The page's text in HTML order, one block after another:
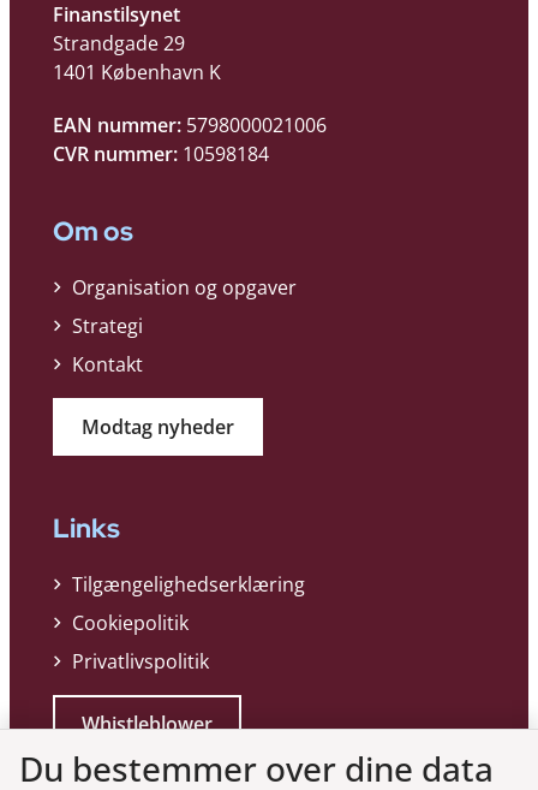
Finanstilsynet
Strandgade 29
1401 København K
EAN nummer: 5798000021006
CVR nummer: 10598184
Om os
Organisation og opgaver
Strategi
Kontakt
Modtag nyheder
Links
Tilgængelighedserklæring
Cookiepolitik
Privatlivspolitik
Whistleblower
Du bestemmer over dine data